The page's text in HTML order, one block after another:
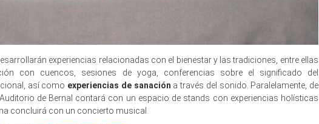
experiencias relacionadas con el bienestar y las tradiciones, entre ellas
con cuencos, sesiones de yoga, conferencias sobre el significado del
así como experiencias de sanación a través del sonido. Paralelamente, de
de Bernal contará con un espacio de stands con experiencias holísticas
concluirá con un concierto musical.